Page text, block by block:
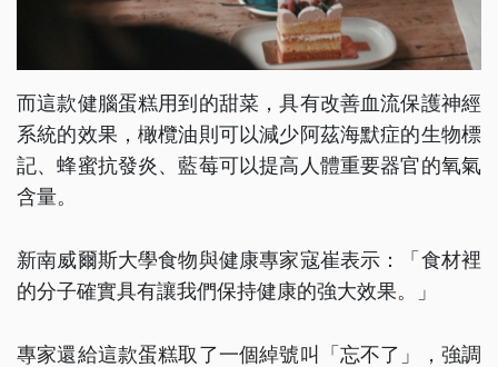
而這款健腦蛋糕用到的甜菜，具有改善血流保護神經
系統的效果，橄欖油則可以減少阿茲海默症的生物標
記、蜂蜜抗發炎、藍莓可以提高人體重要器官的氧氣
含量。
新南威爾斯大學食物與健康專家寇崔表示：「食材裡
的分子確實具有讓我們保持健康的強大效果。」
專家還給這款蛋糕取了一個綽號叫「忘不了」，強調